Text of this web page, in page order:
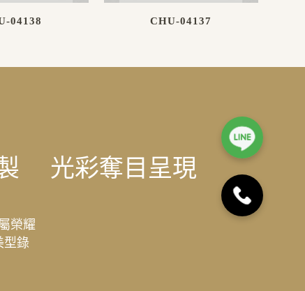
04138 CHU-04137
光彩奪目呈現
榮耀
型錄